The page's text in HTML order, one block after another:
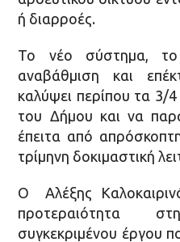
ή διαρροές.
Το νέο σύστημα, το
αναβάθμιση και
καλύψει περίπου τα 3/
του Δήμου και να
έπειτα από
τρίμηνη δοκιμαστική
Ο Αλέξης
προτεραιότητα
συγκεκριμένου έργου